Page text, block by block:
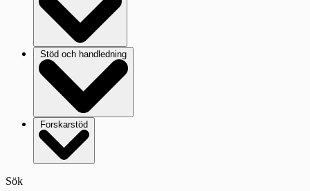
Stöd och handledning
Forskarstöd
Sök